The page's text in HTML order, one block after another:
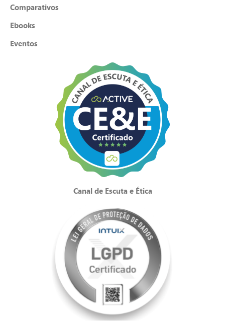
Comparativos
Ebooks
Eventos
Canal de Escuta e Ética